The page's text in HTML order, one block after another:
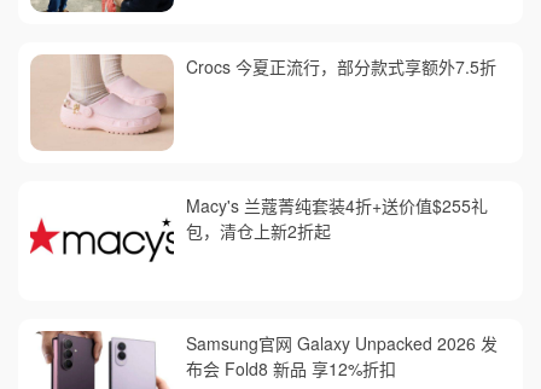
Crocs 今夏正流行，部分款式享额外7.5折
Macy's 兰蔻菁纯套装4折+送价值$255礼
包，清仓上新2折起
Samsung官网 Galaxy Unpacked 2026 发
布会 Fold8 新品 享12%折扣